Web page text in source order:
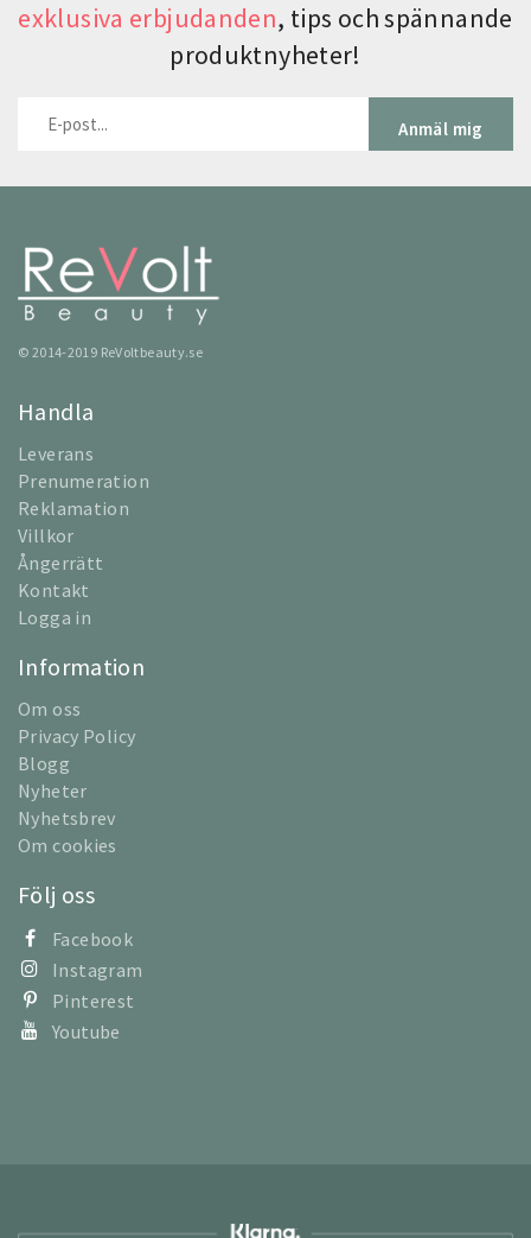
exklusiva erbjudanden, tips och spännande
produktnyheter!
Anmäl mig
© 2014-2019 ReVoltbeauty.se
Handla
Leverans
Prenumeration
Reklamation
Villkor
Ångerrätt
Kontakt
Logga in
Information
Om oss
Privacy Policy
Blogg
Nyheter
Nyhetsbrev
Om cookies
Följ oss
Facebook
Instagram
Pinterest
Youtube